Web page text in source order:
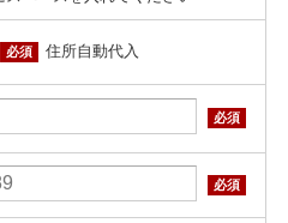
必須 住所自動代入
必須
必須